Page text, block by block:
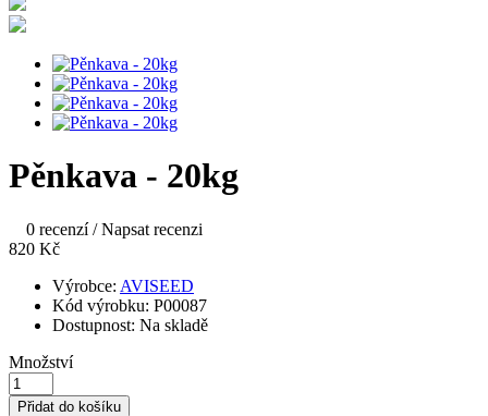
Pěnkava - 20kg
0 recenzí/Napsat recenzi
820 Kč
Výrobce: AVISEED
Kód výrobku: P00087
Dostupnost: Na skladě
Množství
Přidat do košíku